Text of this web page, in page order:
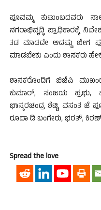
ಪೂವಮ್ಮ ಕುಟುಂಬದವರು
ನಗರಾಭಿವೃದ್ಧಿ ಪ್ರಾಧಿಕಾರಕ್ಕೆ
ತಡ ಮಾಡದೇ ಆದಷ್ಟು ಬೇಗ
ಮಾಡಬೇಕು ಎಂದು ಶಾಸಕರು
ಶಾಸಕರೊಂದಿಗೆ ಬಿಜೆಪಿ
ಕುಮಾರ್, ಸಂಜಯ ಪ್ರಭು,
ಭಾಸ್ಕರಚಂದ್ರ ಶೆಟ್ಟಿ, ವಸಂತ ಜೆ
ರೂಪಾ ಡಿ ಬಂಗೇರು, ಭರತ್, ಕಿರಣ್
Spread the love